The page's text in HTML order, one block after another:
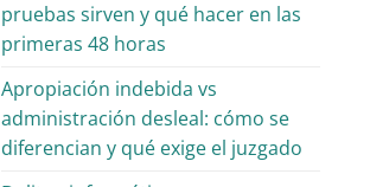
pruebas sirven y qué hacer en las
primeras 48 horas
Apropiación indebida vs
administración desleal: cómo se
diferencian y qué exige el juzgado